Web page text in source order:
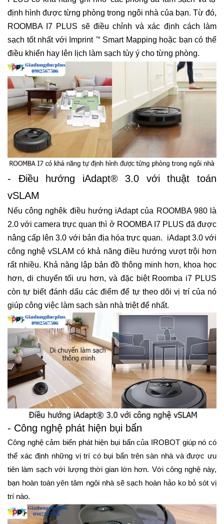
định hình được từng phòng trong ngôi nhà của bạn. Từ đó,
ROOMBA I7 PLUS sẽ điều chỉnh và xác định cách làm
sạch tốt nhất với Imprint ™ Smart Mapping hoặc bạn có thể
điều khiển hay lên lịch làm sạch tùy ý cho từng phòng.
- Điều hướng iAdapt® 3.0 với thuật toán
vSLAM
Nếu công nghêk điều hướng iAdapt của ROOMBA 980 là
2.0 với camera trực quan thì ở ROOMBA I7 PLUS đã được
nâng cấp lên 3.0 với bản địa hóa trực quan. iAdapt 3.0 với
công nghệ vSLAM có khả năng điều hướng vượt trội hơn
rất nhiều. Khả năng lập bản đồ thông minh hơn, khoa học
hơn, di chuyển tối ưu hơn, và đặc biệt Roomba i7 PLUS
còn tự biết đánh dấu các điểm để tự theo dõi vị trí của nó
giúp công việc làm sạch sàn nhà triệt để nhất.
- Công nghệ phát hiện bụi bẩn
Công nghệ cảm biến phát hiện bụi bẩn của IROBOT giúp nó có
thể xác định những vị trí có bụi bẩn trên sàn nhà và được ưu
tiên làm sạch với lượng thời gian lớn hơn. Với công nghệ này,
bạn hoàn toàn yên tâm ngôi nhà sẽ sạch hoàn hảo ko bỏ sót vị
trí nào.